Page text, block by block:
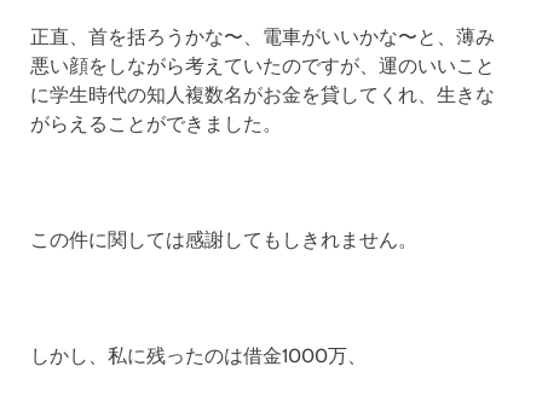
正直、首を括ろうかな〜、電車がいいかな〜と、薄み
悪い顔をしながら考えていたのですが、運のいいこと
に学生時代の知人複数名がお金を貸してくれ、生きな
がらえることができました。
この件に関しては感謝してもしきれません。
しかし、私に残ったのは借金1000万、